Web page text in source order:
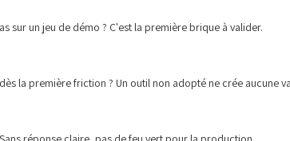
sur un jeu de démo ? C'est la première brique à valider.
la première friction ? Un outil non adopté ne crée aucune